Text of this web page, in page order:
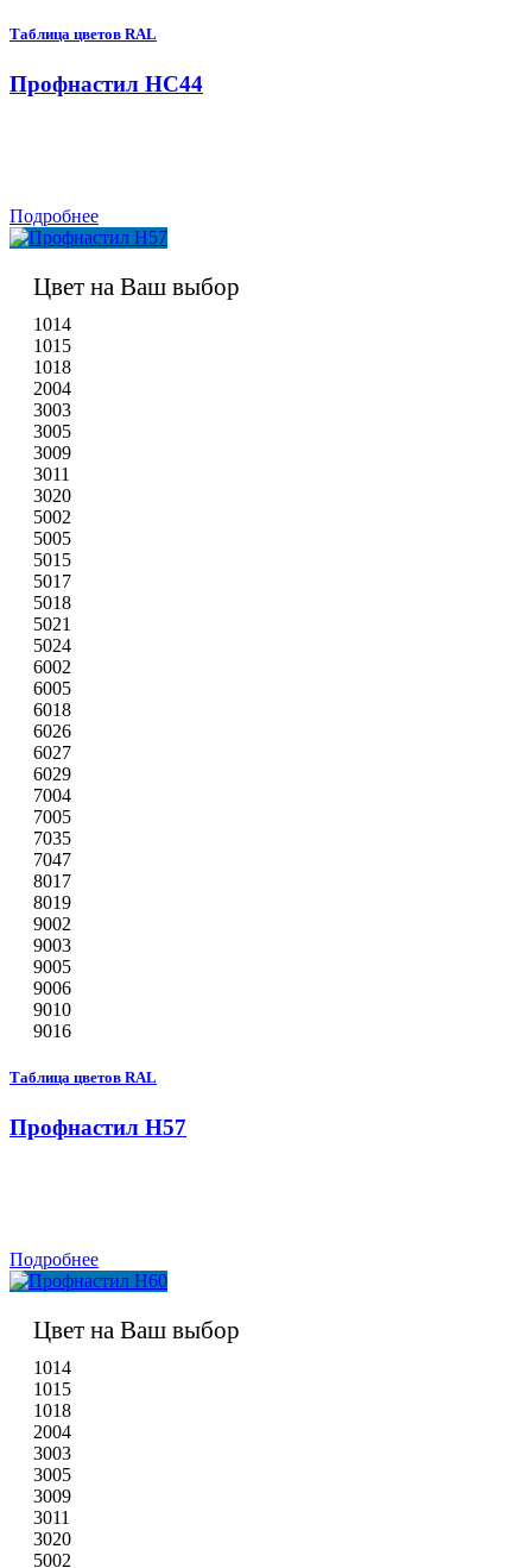
Таблица цветов RAL
Профнастил НС44
Подробнее
Цвет на Ваш выбор
1014
1015
1018
2004
3003
3005
3009
3011
3020
5002
5005
5015
5017
5018
5021
5024
6002
6005
6018
6026
6027
6029
7004
7005
7035
7047
8017
8019
9002
9003
9005
9006
9010
9016
Таблица цветов RAL
Профнастил Н57
Подробнее
Цвет на Ваш выбор
1014
1015
1018
2004
3003
3005
3009
3011
3020
5002